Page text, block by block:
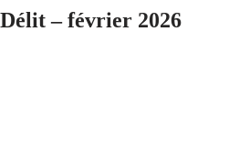
– février 2026